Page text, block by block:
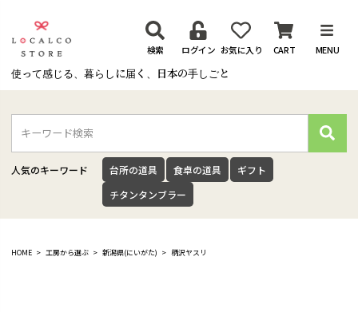
使って感じる、暮らしに届く、日本の手しごと
検索 ログイン お気に入り CART MENU
検
索
人気のキーワード 台所の道具 食卓の道具
ギフト
チタンタンブラー
HOME 工房から選ぶ 新潟県(にいがた) 柄沢ヤスリ